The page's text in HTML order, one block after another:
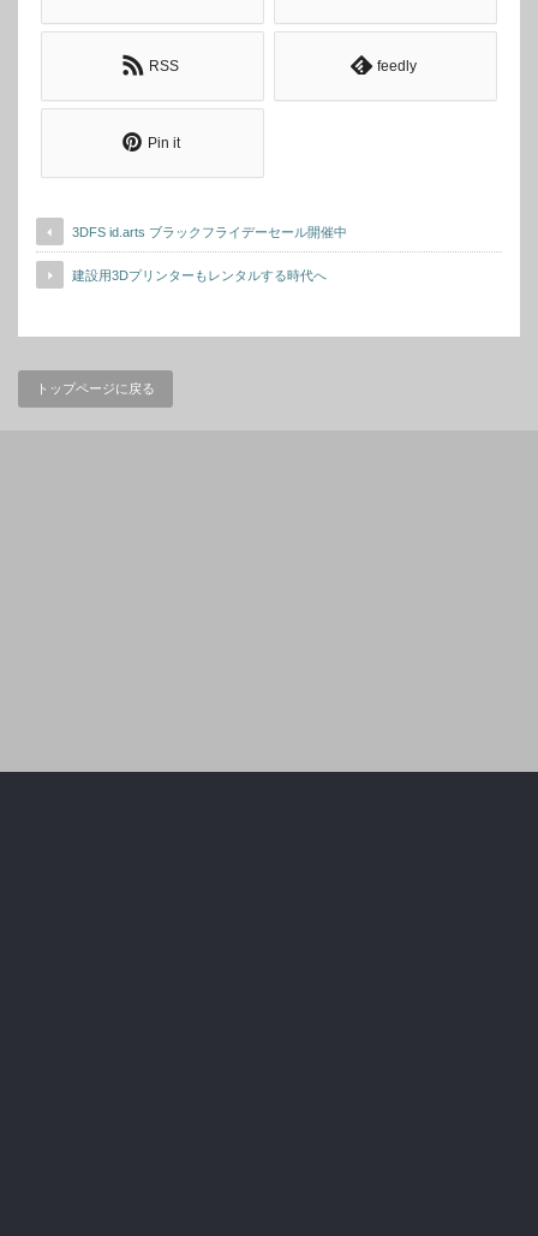
RSS feedly
Pin it
3DFS id.arts ブラックフライデーセール開催中
建設用3Dプリンターもレンタルする時代へ
トップページに戻る